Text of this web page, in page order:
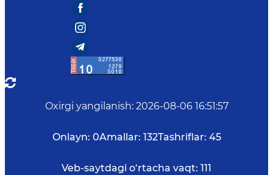
Oxirgi yangilanish: 2026-08-06 16:51:57
Onlayn: 0Amallar: 132Tashriflar: 45
Veb-saytdagi o‘rtacha vaqt: 111